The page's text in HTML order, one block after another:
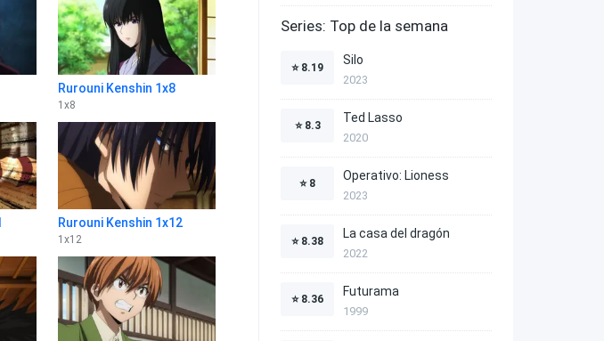
Rurouni Kenshin 1x8
1 x8
Rurouni Kenshin 1x12
1 x12
Series: Top de la semana
⭐ 8.19
Silo
2023
⭐ 8.3
Ted Lasso
2020
⭐ 8
Operativo: Lioness
2023
⭐ 8.38
La casa del dragón
2022
⭐ 8.36
Futurama
1999